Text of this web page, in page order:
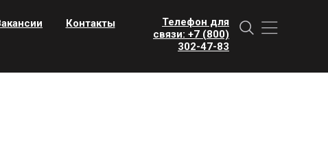
Телефон для
связи: +7 (800)
302-47-83
Контакты